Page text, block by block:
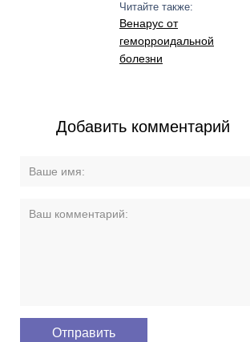
Читайте также:
Венарус от
геморроидальной
болезни
Добавить комментарий